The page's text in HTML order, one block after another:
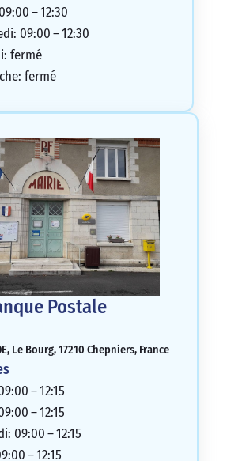
– 12:30
09:00 – 12:30
fermé
fermé
Postale
Le Bourg, 17210 Chepniers, France
– 12:15
– 12:15
09:00 – 12:15
– 12:15